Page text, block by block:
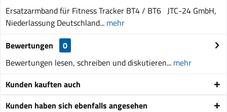
Ersatzarmband für Fitness Tracker BT4 / BT6 JTC-24 GmbH,
Niederlassung Deutschland... mehr
Bewertungen
0
Bewertungen lesen, schreiben und diskutieren... mehr
Kunden kauften auch
Kunden haben sich ebenfalls angesehen